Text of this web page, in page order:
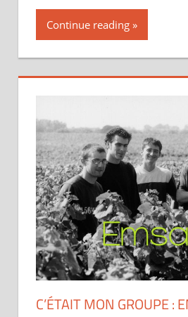
Continue reading
C’ÉTAIT MON GROUPE :